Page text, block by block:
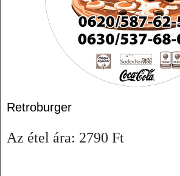
Retroburger
Az étel ára: 2790 Ft